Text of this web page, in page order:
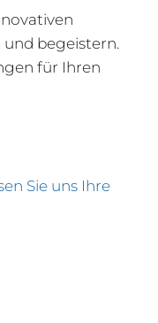
begeistern.
für Ihren